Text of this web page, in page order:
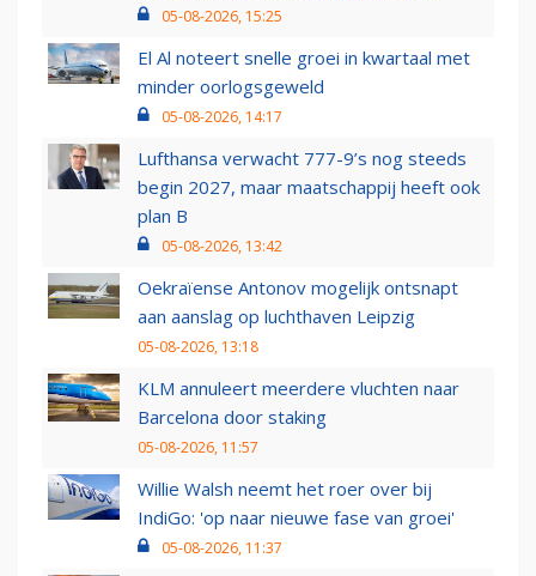
05-08-2026, 15:25
El Al noteert snelle groei in kwartaal met
minder oorlogsgeweld
05-08-2026, 14:17
Lufthansa verwacht 777-9’s nog steeds
begin 2027, maar maatschappij heeft ook
plan B
05-08-2026, 13:42
Oekraïense Antonov mogelijk ontsnapt
aan aanslag op luchthaven Leipzig
05-08-2026, 13:18
KLM annuleert meerdere vluchten naar
Barcelona door staking
05-08-2026, 11:57
Willie Walsh neemt het roer over bij
IndiGo: 'op naar nieuwe fase van groei'
05-08-2026, 11:37